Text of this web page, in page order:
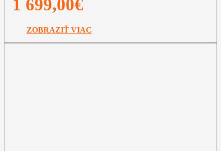
1 699,00€
ZOBRAZIŤ VIAC